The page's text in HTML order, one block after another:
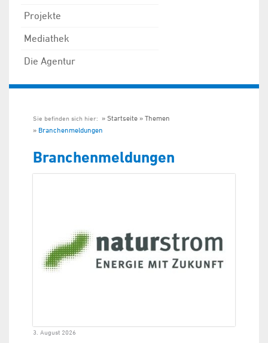
Projekte
Mediathek
Die Agentur
Sie befinden sich hier: Startseite
Themen
Branchenmeldungen
Branchenmeldungen
3. August 2026